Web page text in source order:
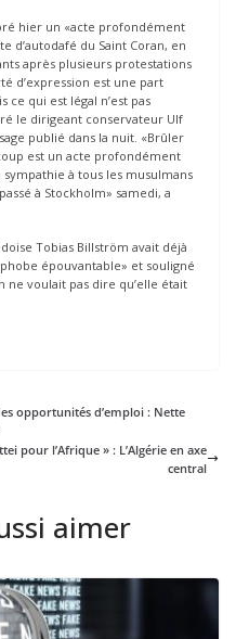
hier un «acte profondément
d’autodafé du Saint Coran, en
après plusieurs protestations
d’expression est une part
qui est légal n’est pas
le dirigeant conservateur Ulf
publié dans la nuit. «Brûler
est un acte profondément
à tous les musulmans
à Stockholm» samedi, a
Tobias Billström avait déjà
épouvantable» et souligné
ne voulait pas dire qu’elle était
opportunités d’emploi : Nette
pour l’Afrique » : L’Algérie en axe
central
aimer